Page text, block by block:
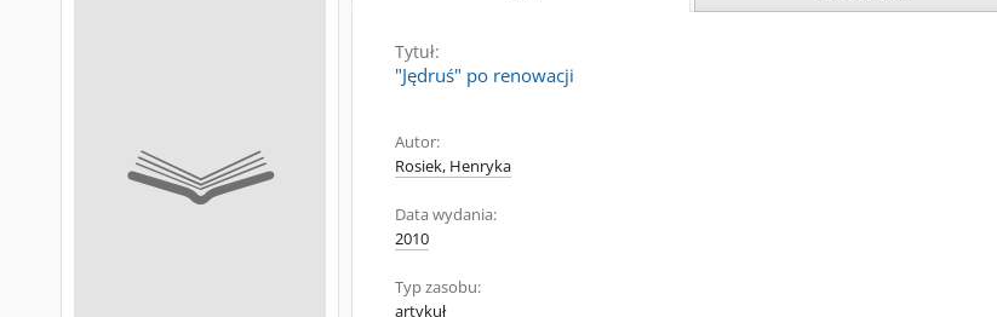
Tytuł:
"Jędruś" po renowacji
Autor:
Rosiek, Henryka
Data wydania:
2010
Typ zasobu:
artykuł